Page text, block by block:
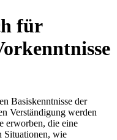
für
Basiskenntnisse der
Verständigung werden
erworben, die eine
Situationen, wie